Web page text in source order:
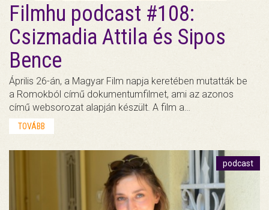
Filmhu podcast #108:
Csizmadia Attila és Sipos
Bence
Április 26-án, a Magyar Film napja keretében mutatták be
a Romokból című dokumentumfilmet, ami az azonos
című websorozat alapján készült. A film a…
TOVÁBB
podcast